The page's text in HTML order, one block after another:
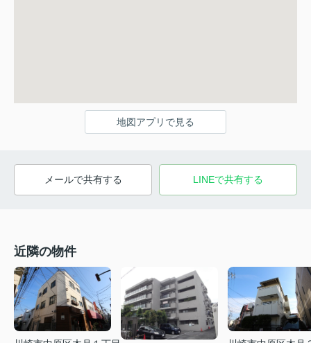
地図アプリで見る
メールで共有する LINEで共有する
近隣の物件